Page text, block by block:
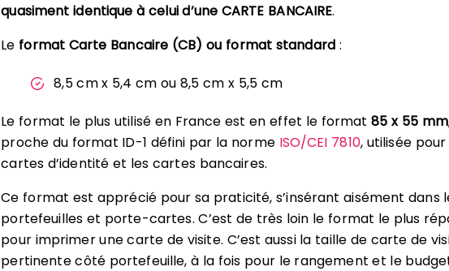
quasiment identique à celui d’une CARTE BANCAIRE.
Le format Carte Bancaire (CB) ou format standard:
8,5 cm x 5,4 cm ou 8,5 cm x 5,5 cm
Le format le plus utilisé en France est en effet le format85 x 55 mm
proche du format ID-1 défini par la norme ISO/CEI 7810, utilisée pour
cartes d’identité et les cartes bancaires.
Ce format est apprécié pour sa praticité, s’insérant aisément dans
portefeuilles et porte-cartes. C’est de très loin le format le plus
pour imprimer une carte de visite. C’est aussi la taille de carte de
pertinente côté portefeuille, à la fois pour le rangement et le